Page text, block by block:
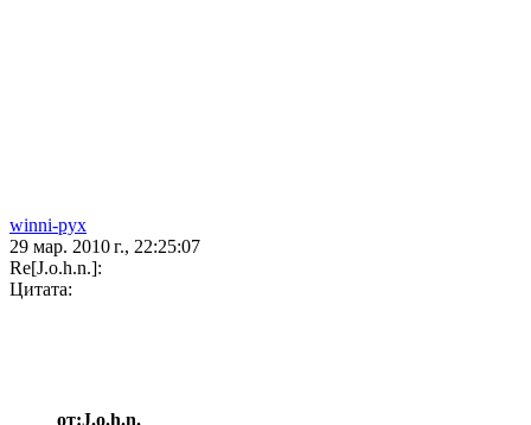
winni-pyx
29 мар. 2010 г., 22:25:07
Re[J.o.h.n.]:
Цитата:
от:J.o.h.n.